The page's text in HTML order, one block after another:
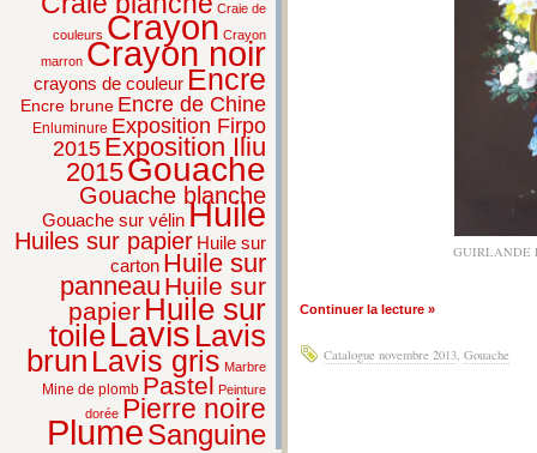
Craie de
couleurs Crayon Crayon
marron Crayon noir
crayons de couleur Encre
Encre brune Encre de Chine
Enluminure Exposition Firpo
2015 Exposition Iliu
2015Gouache
Gouache blanche
Gouache sur vélinHuile
Huiles sur papier Huile sur
carton Huile sur
panneau Huile sur
papier Huile sur
toileLavis Lavis
brun Lavis gris Marbre
Mine de plomb Pastel Peinture
dorée Pierre noire
PlumeSanguine
GUIRLANDE
Continuer la lecture »
Catalogue novembre 2013, Gouache